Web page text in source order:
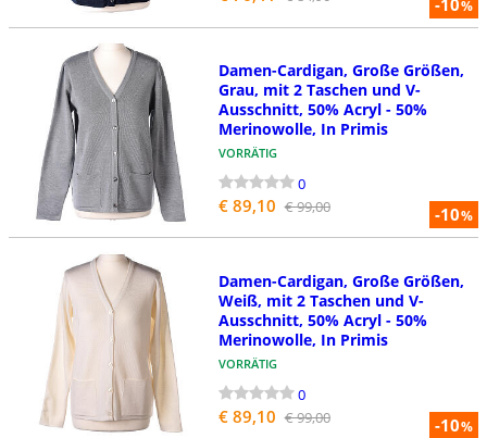
%
-10%
Damen-Cardigan, Große Größen,
Grau, mit 2 Taschen und V-
Ausschnitt, 50% Acryl - 50%
Merinowolle, In Primis
VORRÄTIG
0
€ 89,10 € 99,00
-10%
Damen-Cardigan, Große Größen,
Weiß, mit 2 Taschen und V-
Ausschnitt, 50% Acryl - 50%
Merinowolle, In Primis
VORRÄTIG
0
€ 89,10 € 99,00